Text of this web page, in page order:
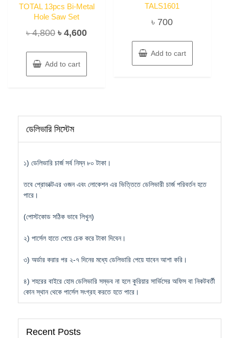
TOTAL 13pcs Bi-Metal
Hole Saw Set
৳4,800 Original
was:
৳ 4,800.
৳4,600Current
৳ 4,600.
Add to cart
TALS1601
৳ 700
Add to cart
ডেলিভারি সিস্টেম
১) ডেলিভারি চার্জ সর্ব নিম্ন ৮০ টাকা।
তবে প্রোডাক্টএর ওজন এবং লোকেশন এর ভিত্তিতে ডেলিভারী চার্জ পরিবর্তন হতে
পারে।
(পোস্টকোড সঠিক ভাবে লিখুন)
২) পার্সেল হাতে পেয়ে চেক করে টাকা দিবেন।
৩) অর্ডার করার পর ২-৭ দিনের মধ্যে ডেলিভারি পেয়ে যাবেন আশা করি।
৪) শহরের বাইরে হোম ডেলিভারি সম্ভব না হলে কুরিয়ার সার্ভিসের অফিস বা নিকটবর্তী
কোন স্থান থেকে পার্সেল সংগ্রহ করতে হতে পারে।
Recent Posts